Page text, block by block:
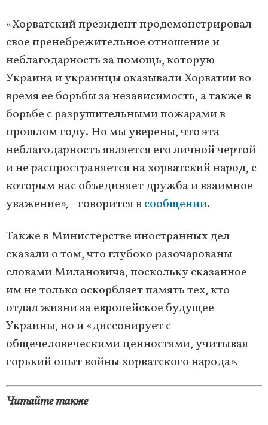
«Хорватский президент продемонстрировал
свое пренебрежительное отношение и
неблагодарность за помощь, которую
Украина и украинцы оказывали Хорватии во
время ее борьбы за независимость, а также в
борьбе с разрушительными пожарами в
прошлом году. Но мы уверены, что эта
неблагодарность является его личной чертой
и не распространяется на хорватский народ, с
которым нас объединяет дружба и взаимное
уважение», - говорится в сообщении.
Также в Министерстве иностранных дел
сказали о том, что глубоко разочарованы
словами Милановича, поскольку сказанное
им не только оскорбляет память тех, кто
отдал жизни за европейское будущее
Украины, но и «диссонирует с
общечеловеческими ценностями, учитывая
горький опыт войны хорватского народа».
Читайте также